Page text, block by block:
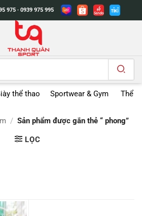
975 - 0939 975 995
thể thao Sportwear & Gym Thể
/ Sản phẩm được gắn thẻ “ phong”
LỌC